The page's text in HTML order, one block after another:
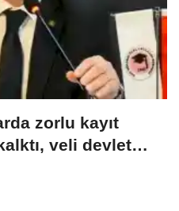
zorlu kayıt
veli devlet